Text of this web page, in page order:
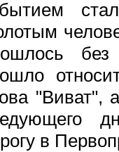
"Виват",
в